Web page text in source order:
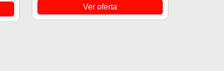
Ver oferta